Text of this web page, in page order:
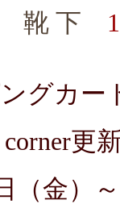
靴 下
グカー
r更
（金）～